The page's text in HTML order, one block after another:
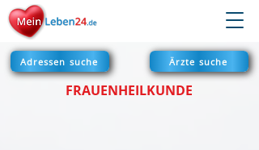
Adressen suche Ärzte suche
FRAUENHEILKUNDE